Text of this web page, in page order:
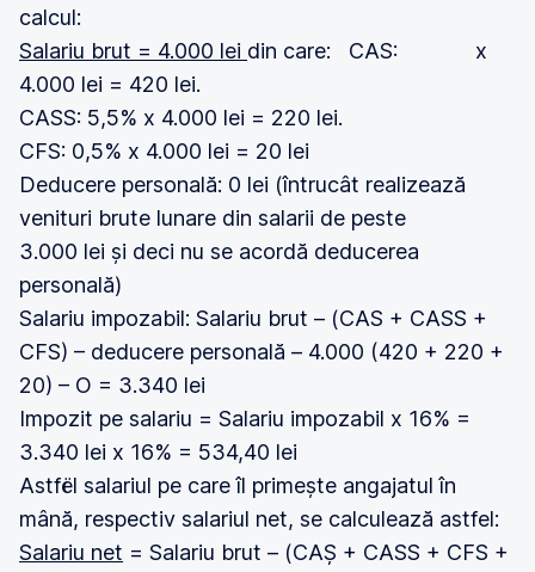
calcul:
Salariu brut = 4.000 lei din care: CAS: x
4.000 lei = 420 lei.
CASS: 5,5% x 4.000 lei = 220 lei.
CFS: 0,5% x 4.000 lei = 20 lei
Deducere personală: 0 lei (întrucât realizează
venituri brute lunare din salarii de peste
3.000 lei și deci nu se acordă deducerea
personală)
Salariu impozabil: Salariu brut – (CAS + CASS +
CFS) – deducere personală – 4.000 (420 + 220 +
20) – O = 3.340 lei
Impozit pe salariu = Salariu impozabil x 16% =
3.340 lei x 16% = 534,40 lei
Astfël salariul pe care îl primește angajatul în
mână, respectiv salariul net, se calculează astfel:
Salariu net = Salariu brut – (CAȘ + CASS + CFS +